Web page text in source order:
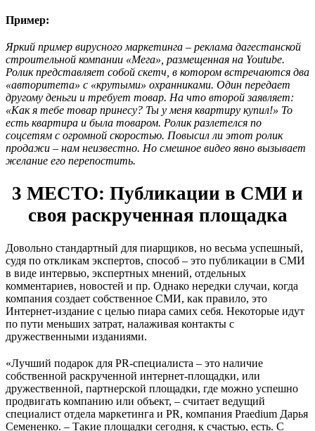
Пример:
Яркий пример вирусного маркетинга – реклама дагестанской
строительной компании «Мега», размещенная на Youtube.
Ролик представляет собой скетч, в котором встречаются два
«авторитета» с «крутыми» охранниками. Один передает
другому деньги и требует товар. На что второй заявляет:
«Как я тебе товар принесу? Ты у меня квартиру купил!» То
есть квартира и была товаром. Ролик разлетелся по
соцсетям с огромной скоростью. Повысил ли этот ролик
продажи – нам неизвестно. Но смешное видео явно вызывает
желание его перепостить.
3 МЕСТО: Публикации в СМИ и
своя раскрученная площадка
Довольно стандартный для пиарщиков, но весьма успешный,
судя по откликам экспертов, способ – это публикации в СМИ
в виде интервью, экспертных мнений, отдельных
комментариев, новостей и пр. Однако нередки случаи, когда
компания создает собственное СМИ, как правило, это
Интернет-издание с целью пиара самих себя. Некоторые идут
по пути меньших затрат, налаживая контакты с
дружественными изданиями.
«Лучший подарок для PR-специалиста – это наличие
собственной раскрученной интернет-площадки, или
дружественной, партнерской площадки, где можно успешно
продвигать компанию или объект, – считает ведущий
специалист отдела маркетинга и PR, компания Praedium Дарья
Семененко. – Такие площадки сегодня, к счастью, есть. С